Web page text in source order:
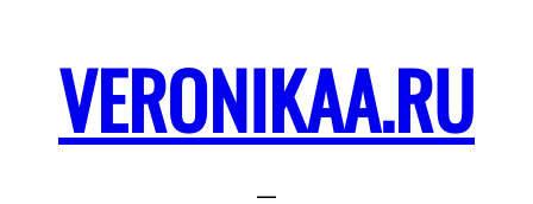
содержимому
VERONIKAA.RU